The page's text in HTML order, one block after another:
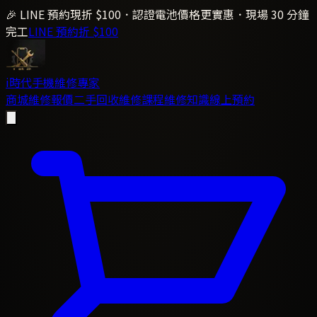
🎉 LINE 預約現折 $100．認證電池價格更實惠．現場 30 分鐘
完工LINE 預約折 $100
i時代手機維修專家
商城維修報價二手回收維修課程維修知識線上預約